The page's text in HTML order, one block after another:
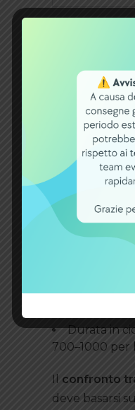
e-bike:
Per
per e-bike,
prezzo. Ecco
Capacità e
Peso totale
Affidabilità
Presenza
Management
Durata in
700–1000 per
confronto
deve basarsi